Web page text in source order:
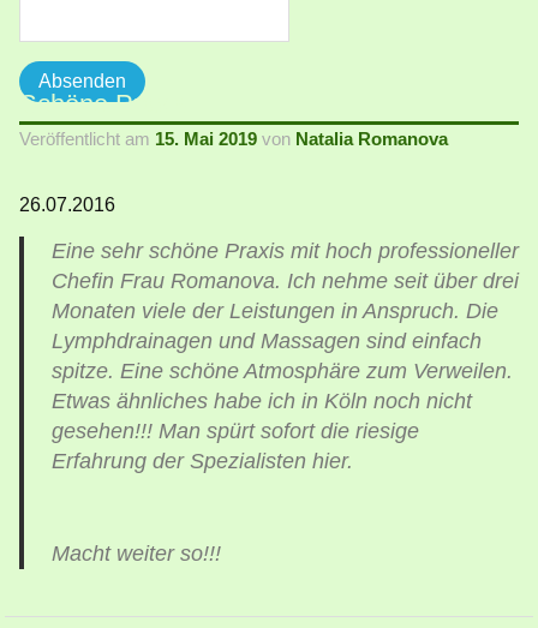
Schöne Praxis
Veröffentlicht am 15. Mai 2019 von Natalia Romanova
26.07.2016
Eine sehr schöne Praxis mit hoch professioneller
Chefin Frau Romanova. Ich nehme seit über drei
Monaten viele der Leistungen in Anspruch. Die
Lymphdrainagen und Massagen sind einfach
spitze. Eine schöne Atmosphäre zum Verweilen.
Etwas ähnliches habe ich in Köln noch nicht
gesehen!!! Man spürt sofort die riesige
Erfahrung der Spezialisten hier.
Macht weiter so!!!